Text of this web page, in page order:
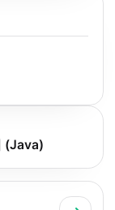
(Java)